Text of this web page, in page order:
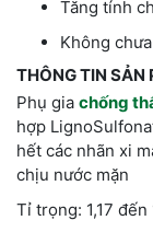
Tăng tính
Không
THÔNG TIN SẢN
Phụ gia chống
hợp
hết các nhãn xi
chịu nước mặn
Tỉ trọng: 1,17 đến